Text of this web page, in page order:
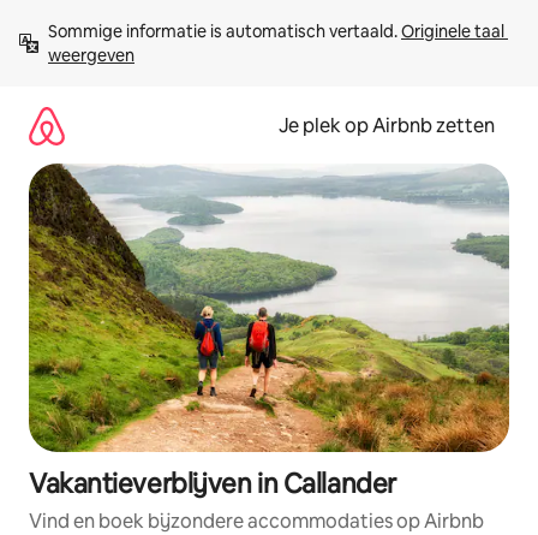
direct
naar
Sommige informatie is automatisch vertaald. Originele taal
weergeven
Je plek op Airbnb zetten
Vakantieverblijven in Callander
Vind en boek bijzondere accommodaties op Airbnb